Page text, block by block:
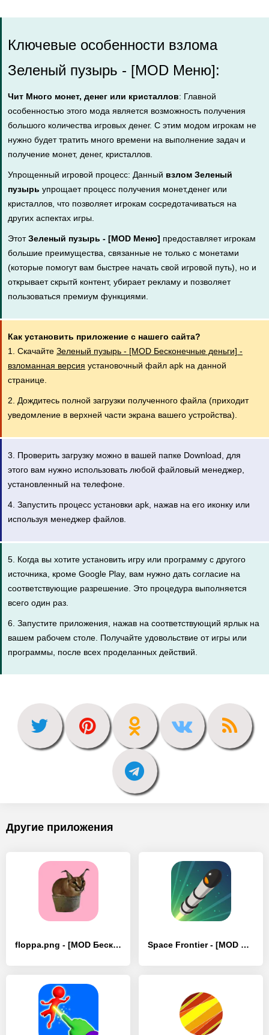
Ключевые особенности взлома
Зеленый пузырь - [MOD Меню]:
Чит Много монет, денег или кристаллов: Главной
особенностью этого мода является возможность получения
большого количества игровых денег. С этим модом игрокам не
нужно будет тратить много времени на выполнение задач и
получение монет, денег, кристаллов.
Упрощенный игровой процесс: Данный взлом Зеленый
пузырь упрощает процесс получения монет,денег или
кристаллов, что позволяет игрокам сосредотачиваться на
других аспектах игры.
ЭтотЗеленый пузырь - [MOD Меню] предоставляет игрокам
большие преимущества, связанные не только с монетами
(которые помогут вам быстрее начать свой игровой путь), но и
открывает скрытй контент, убирает рекламу и позволяет
пользоваться премиум функциями.
Как установить приложение с нашего сайта?
1. Скачайте Зеленый пузырь - [MOD Бесконечные деньги] -
взломанная версия установочный файл apk на данной
странице.
2. Дождитесь полной загрузки полученного файла (приходит
уведомление в верхней части экрана вашего устройства).
3. Проверить загрузку можно в вашей папке Download, для
этого вам нужно использовать любой файловый менеджер,
установленный на телефоне.
4. Запустить процесс установки apk, нажав на его иконку или
используя менеджер файлов.
5. Когда вы хотите установить игру или программу с другого
источника, кроме Google Play, вам нужно дать согласие на
соответствующие разрешение. Это процедура выполняется
всего один раз.
6. Запустите приложения, нажав на соответствующий ярлык на
вашем рабочем столе. Получайте удовольствие от игры или
программы, после всех проделанных действий.
Другие приложения
floppa.png - [MOD Бесконечные деньги] Space Frontier - [MOD Бесконечные деньги]